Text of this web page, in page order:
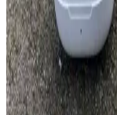
Kablosuz Bluetooth
kalitesi ile öne
daha net ve kaliteli
Kablosuz
Arasındaki